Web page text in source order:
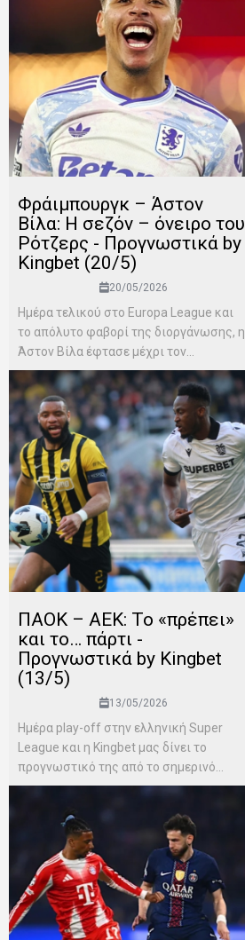
Φράιμπουργκ – Άστον
Βίλα: Η σεζόν – όνειρο του
Ρότζερς - Προγνωστικά by
Kingbet (20/5)
20/05/2026
Ημέρα τελικού στο Europa League και
το απόλυτο φαβορί της διοργάνωσης, η
Άστον Βίλα έφτασε μέχρι τον...
ΠΑΟΚ – ΑΕΚ: Το «πρέπει»
και το… πάρτι -
Προγνωστικά by Kingbet
(13/5)
13/05/2026
Ημέρα play-off στην ελληνική Super
League και η Kingbet μας δίνει το
προγνωστικό της από το σημερινό...